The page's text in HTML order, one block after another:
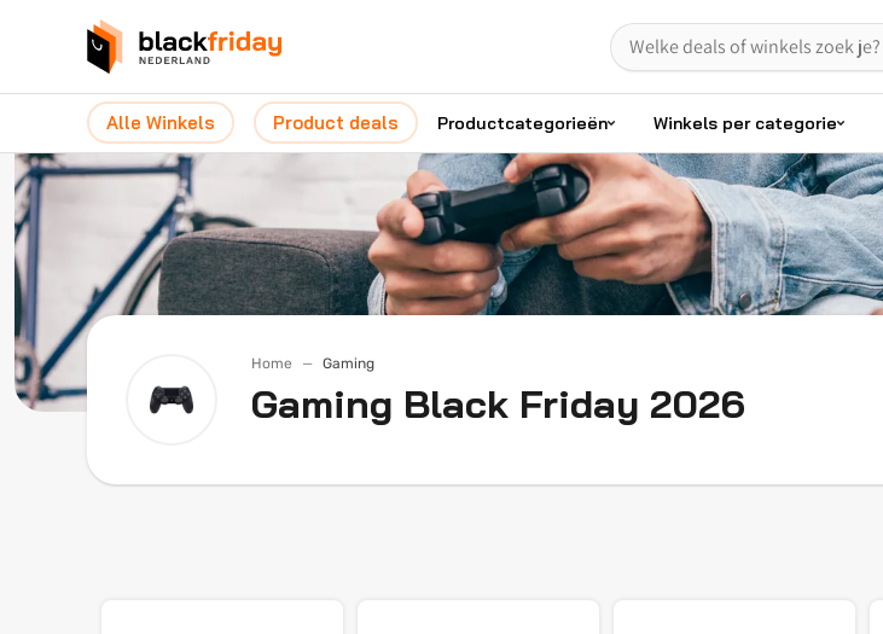
Alle Winkels Product deals Productcategorieën Winkels per categorie
Home Gaming
Gaming Black Friday 2026